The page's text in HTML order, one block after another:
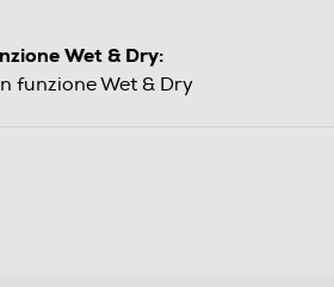
Wet & Dry:
funzione Wet & Dry